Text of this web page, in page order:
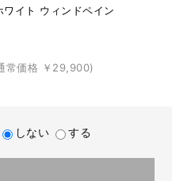
イト ウィンドペイン
常価格 ￥29,900)
しない する